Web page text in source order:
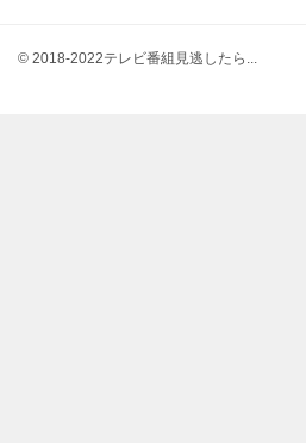
© 2018-2022テレビ番組見逃したら...